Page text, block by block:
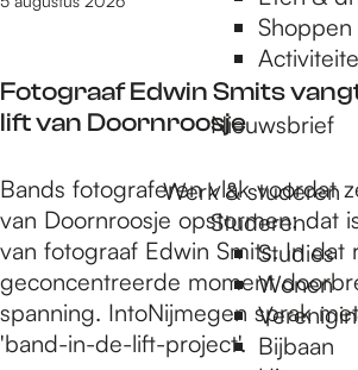
Shoppen
Nieuwsbrief
Werk & studeren
Studeren
Studies
Wonen
Bijbaan
r
o
e
k
m
u
l
t
i
d
e
n
e
n
o
n
d
e
Fotograaf Edwin Smits
lift van Doornroosje
F
o
t
o
g
r
Bands fotograferen vlak voordat
van Doornroosje opstormen: dat
van fotograaf Edwin Smits. In dat
geconcentreerde moment
spanning. IntoNijmegen sprak
'band-in-de-lift-project'.